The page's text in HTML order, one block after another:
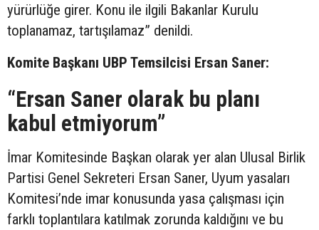
yürürlüğe girer. Konu ile ilgili Bakanlar Kurulu
toplanamaz, tartışılamaz” denildi.
Komite Başkanı UBP Temsilcisi Ersan Saner:
“Ersan Saner olarak bu planı
kabul etmiyorum”
İmar Komitesinde Başkan olarak yer alan Ulusal Birlik
Partisi Genel Sekreteri Ersan Saner, Uyum yasaları
Komitesi’nde imar konusunda yasa çalışması için
farklı toplantılara katılmak zorunda kaldığını ve bu